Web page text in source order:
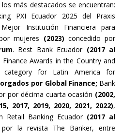
más destacados se encuentran:
PXI Ecuador 2025 del Praxis
Institución Financiera para
mujeres (2023) concedido por
. Best Bank Ecuador (2017 al
Finance Awards in the Country and
category for Latin America for
por Global Finance; Bank
por décima cuarta ocasión (2002,
2017, 2019, 2020, 2021, 2022),
Retail Banking Ecuador (2017 al
por la revista The Banker, entre